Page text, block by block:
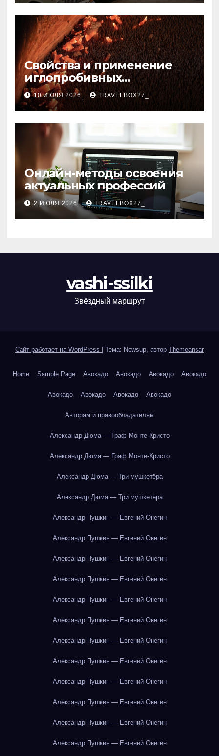
Свойства и применение
иглопробивных
базальтовых огнеупорных
матов
10 ИЮЛЯ 2026 TRAVELBOX27_
Онлайн-методы освоения
актуальных профессий
2 ИЮЛЯ 2026 TRAVELBOX27_
vashi-ssilki
Звёздный маршрут
Сайт работает на WordPress | Тема: Newsup, автор Themeansar
Home Sample Page Авокадо Авокадо Авокадо Авокадо
Авокадо Авокадо Авокадо Авокадо
Авторам и правообладателям
Александр Дюма — Граф Монте-Кристо
Александр Дюма — Граф Монте-Кристо
Александр Дюма — Три мушкетёра
Александр Дюма — Три мушкетёра
Александр Пушкин — Евгений Онегин
Александр Пушкин — Евгений Онегин
Александр Пушкин — Евгений Онегин
Александр Пушкин — Евгений Онегин
Александр Пушкин — Евгений Онегин
Александр Пушкин — Евгений Онегин
Александр Пушкин — Евгений Онегин
Александр Пушкин — Евгений Онегин
Александр Пушкин — Евгений Онегин
Александр Пушкин — Евгений Онегин
Александр Пушкин — Евгений Онегин
Александр Пушкин — Евгений Онегин